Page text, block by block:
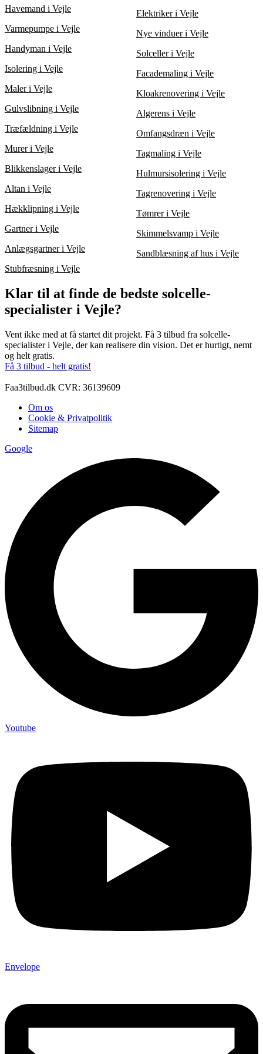
bedste pris uden at gå på kompromis med kvaliteten.
Sammenlign også de enkelte anlægs effektivitet for at sikre den
bedste løsning til dit hjem i Vejle.
Havemand i Vejle
Varmepumpe i Vejle
Handyman i Vejle
Isolering i Vejle
Maler i Vejle
Gulvslibning i Vejle
Træfældning i Vejle
Murer i Vejle
Blikkenslager i Vejle
Altan i Vejle
Hækklipning i Vejle
Gartner i Vejle
Anlægsgartner i Vejle
Stubfræsning i Vejle
Elektriker i Vejle
Nye vinduer i Vejle
Solceller i Vejle
Facademaling i Vejle
Kloakrenovering i Vejle
Algerens i Vejle
Omfangsdræn i Vejle
Tagmaling i Vejle
Hulmursisolering i Vejle
Tagrenovering i Vejle
Tømrer i Vejle
Skimmelsvamp i Vejle
Sandblæsning af hus i Vejle
Klar til at finde de bedste solcelle-
specialister i Vejle?
Vent ikke med at få startet dit projekt. Få 3 tilbud fra solcelle-
specialister i Vejle, der kan realisere din vision. Det er hurtigt, nemt
og helt gratis.
Få 3 tilbud - helt gratis!
Faa3tilbud.dk CVR: 36139609
Om os
Cookie & Privatpolitik
Sitemap
Google
Youtube
Envelope